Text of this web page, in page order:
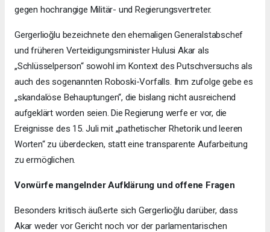
gegen hochrangige Militär- und Regierungsvertreter.
Gergerlioğlu bezeichnete den ehemaligen Generalstabschef
und früheren Verteidigungsminister Hulusi Akar als
„Schlüsselperson“ sowohl im Kontext des Putschversuchs als
auch des sogenannten Roboski-Vorfalls. Ihm zufolge gebe es
„skandalöse Behauptungen“, die bislang nicht ausreichend
aufgeklärt worden seien. Die Regierung werfe er vor, die
Ereignisse des 15. Juli mit „pathetischer Rhetorik und leeren
Worten“ zu überdecken, statt eine transparente Aufarbeitung
zu ermöglichen.
Vorwürfe mangelnder Aufklärung und offene Fragen
Besonders kritisch äußerte sich Gergerlioğlu darüber, dass
Akar weder vor Gericht noch vor der parlamentarischen